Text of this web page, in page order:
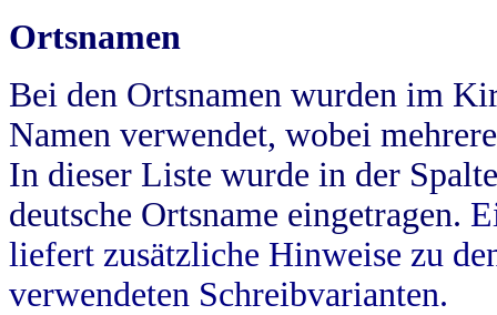
Ortsnamen
Bei den Ortsnamen wurden im
Namen verwendet, wobei
In dieser Liste wurde in der
deutsche Ortsname eingetragen.
liefert zusätzliche Hinweise zu
verwendeten Schreibvarianten.